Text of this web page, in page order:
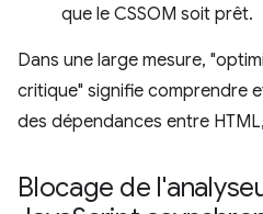
que le CSSOM soit prêt.
Dans une large mesure,
critique" signifie comprendre
des dépendances entre
Blocage de